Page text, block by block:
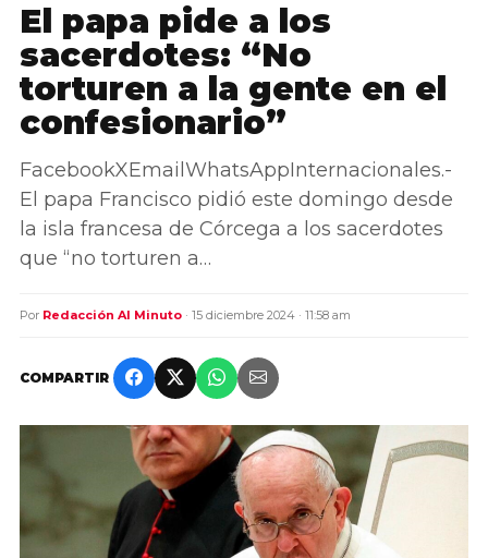
El papa pide a los
sacerdotes: “No
torturen a la gente en el
confesionario”
FacebookXEmailWhatsAppInternacionales.-
El papa Francisco pidió este domingo desde
la isla francesa de Córcega a los sacerdotes
que “no torturen a…
Por Redacción Al Minuto · 15 diciembre 2024 · 11:58 am
COMPARTIR